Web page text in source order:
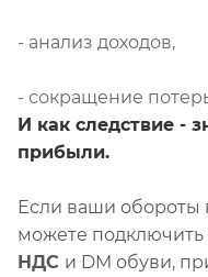
- анализ доходов,
- сокращение
И как следствие -
прибыли.
Если ваши
можете подключить
НДС и DM обуви,